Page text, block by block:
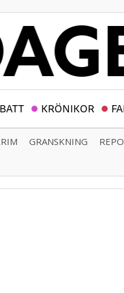
KRÖNIKOR
GRANSKNING